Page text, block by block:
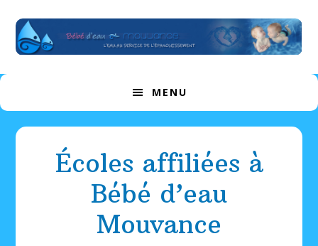
principale
contenu
footer
MENU
Écoles affiliées à
Bébé d’eau
Mouvance